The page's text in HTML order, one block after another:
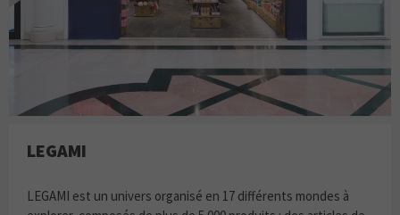
LEGAMI
LEGAMI est un univers organisé en 17 différents mondes à